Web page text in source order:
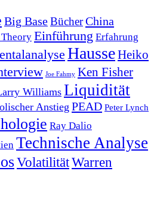
Big BaseBücherChina
Einführung Erfahrung
HausseHeiko
Joe Fahmy Ken Fisher
WilliamsLiquidität
Anstieg PEAD Peter Lynch
Ray Dalio
Technische Analyse
VolatilitätWarren